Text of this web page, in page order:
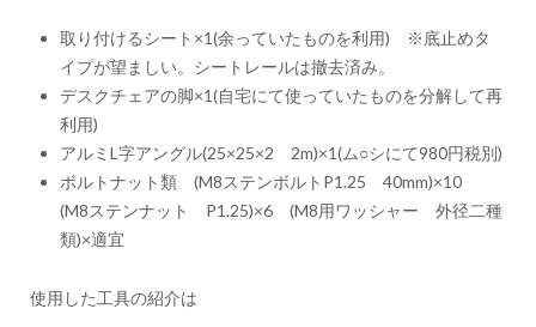
取り付けるシート×1(余っていたものを利用) ※底止めタ
イプが望ましい。シートレールは撤去済み。
デスクチェアの脚×1(自宅にて使っていたものを分解して再
利用)
アルミL字アングル(25×25×2 2m)×1(ム○シにて980円税別)
ボルトナット類 (M8ステンボルトP1.25 40mm)×10
(M8ステンナット P1.25)×6 (M8用ワッシャー 外径二種
類)×適宜
使用した工具の紹介は